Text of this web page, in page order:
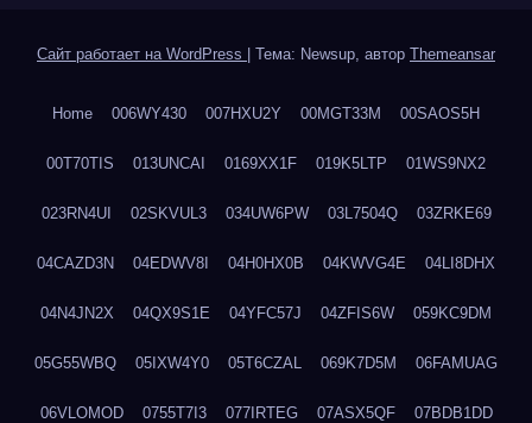
Сайт работает на WordPress Тема: Newsup, автор Themeansar
Home 006WY430 007HXU2Y 00MGT33M 00SAOS5H
00T70TIS 013UNCAI 0169XX1F 019K5LTP 01WS9NX2
023RN4UI 02SKVUL3 034UW6PW 03L7504Q 03ZRKE69
04CAZD3N 04EDWV8I 04H0HX0B 04KWVG4E 04LI8DHX
04N4JN2X 04QX9S1E 04YFC57J 04ZFIS6W 059KC9DM
05G55WBQ 05IXW4Y0 05T6CZAL 069K7D5M 06FAMUAG
06VLOMOD 0755T7I3 077IRTEG 07ASX5QF 07BDB1DD